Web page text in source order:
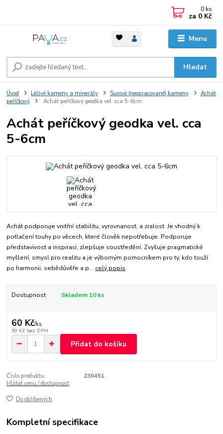
Menu
Hledat
0 ks
za 0 Kč
Úvod Léčivé kameny a minerály Surové (neopracované) kameny
Achát
peříčkový
Achát peříčkový geodka vel. cca 5-6cm
Achát peříčkový geodka vel. cca
5-6cm
Achát podporuje vnitřní stabilitu, vyrovnanost, a zralost. Je vhodný k
potlačení touhy po věcech, které člověk nepotřebuje. Podporuje
představivost a inspiraci, zlepšuje soustředění. Zvyšuje pragmatické
myšlení, smysl pro realitu a je výborným pomocníkem pro ty, kdo touží
po harmonii, sebědůvěře a p... celý popis
Dostupnost Skladem 10 ks
60 Kč/ks
50 Kč bez DPH
Přidat do košíku
Číslo produktu:
230451
Hlídat cenu / dostupnost
Do oblíbených
Kompletní specifikace